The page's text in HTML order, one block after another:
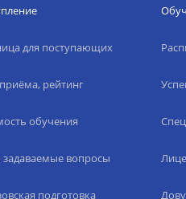
для поступающих
рейтинг
обучения
задаваемые вопросы
подготовка